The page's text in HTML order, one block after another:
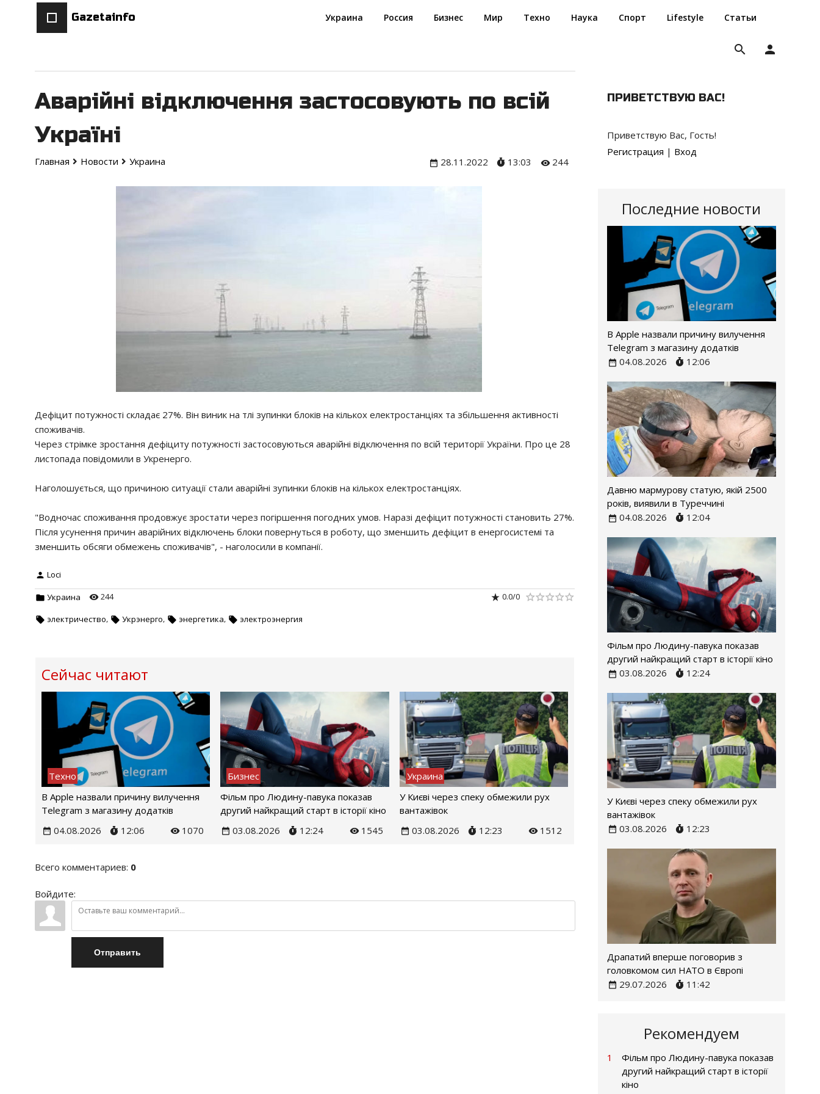
Gazetainfo Украина Россия Бизнес Мир Техно Наука Спорт Lifestyle Статьи
person
search
Аварійні відключення застосовують по всій
Україні
Главная Новости Украина 28.11.2022 13:03 244
Дефіцит потужності складає 27%. Він виник на тлі зупинки блоків на кількох електростанціях та збільшення активності
споживачів.
Через стрімке зростання дефіциту потужності застосовуються аварійні відключення по всій території України. Про це 28
листопада повідомили в Укренерго.
Наголошується, що причиною ситуації стали аварійні зупинки блоків на кількох електростанціях.
"Водночас споживання продовжує зростати через погіршення погодних умов. Наразі дефіцит потужності становить 27%.
Після усунення причин аварійних відключень блоки повернуться в роботу, що зменшить дефіцит в енергосистемі та
зменшить обсяги обмежень споживачів", - наголосили в компанії.
Loci
Украина 244 0.0/0
электричество Укрэнерго энергетика электроэнергия
Сейчас читают
Техно
В Apple назвали причину вилучення
Telegram з магазину додатків
04.08.2026
12:06 1070
Бизнес
Фільм про Людину-павука показав
другий найкращий старт в історії кіно
03.08.2026
12:24 1545
Украина
У Києві через спеку обмежили рух
вантажівок
03.08.2026
12:23 1512
Всего комментариев: 0
Войдите:
Отправить
ПРИВЕТСТВУЮ ВАС!
Приветствую Вас, Гость!
Регистрация | Вход
Последние новости
В Apple назвали причину вилучення
Telegram з магазину додатків
04.08.2026
12:06
Давню мармурову статую, якій 2500
років, виявили в Туреччині
04.08.2026
12:04
Фільм про Людину-павука показав
другий найкращий старт в історії кіно
03.08.2026
12:24
У Києві через спеку обмежили рух
вантажівок
03.08.2026
12:23
Драпатий вперше поговорив з
головкомом сил НАТО в Європі
29.07.2026
11:42
Рекомендуем
1
Фільм про Людину-павука показав
другий найкращий старт в історії
кіно